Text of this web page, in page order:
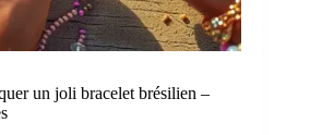
un joli bracelet brésilien –